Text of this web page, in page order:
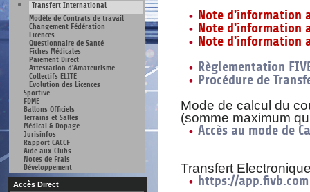
Transfert International
Modèle de Contrats de travail
Changement Fédération
Licences
Questionnaire de Santé
Fiches Médicales
Paiement Direct
Attestation d'Amateurisme
Collectifs ELITE
Evolution des Licences
Sportive
FDME
Ballons Officiels
Terrains et Salles
Médical & Dopage
Jurisinfos
Rapport CACCF
Aide aux Clubs
Notes de Frais
Développement
Accès Direct
Note d'information
Note d'information
Note d'information
Règlementation
Procédure de
Mode de calcul du
(somme maximum
Accès au mode de
Transfert
https://app.fivb.com